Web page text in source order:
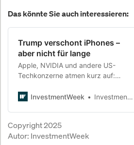
Das könnte Sie auch interessieren:
Trump verschont iPhones –
aber nicht für lange
Apple, NVIDIA und andere US-
Techkonzerne atmen kurz auf:
Speicherchips sind vorerst von
an – die Schonfrist ist bald vorbei.
InvestmentWeek InvestmentWeek
Copyright 2025
Autor: InvestmentWeek